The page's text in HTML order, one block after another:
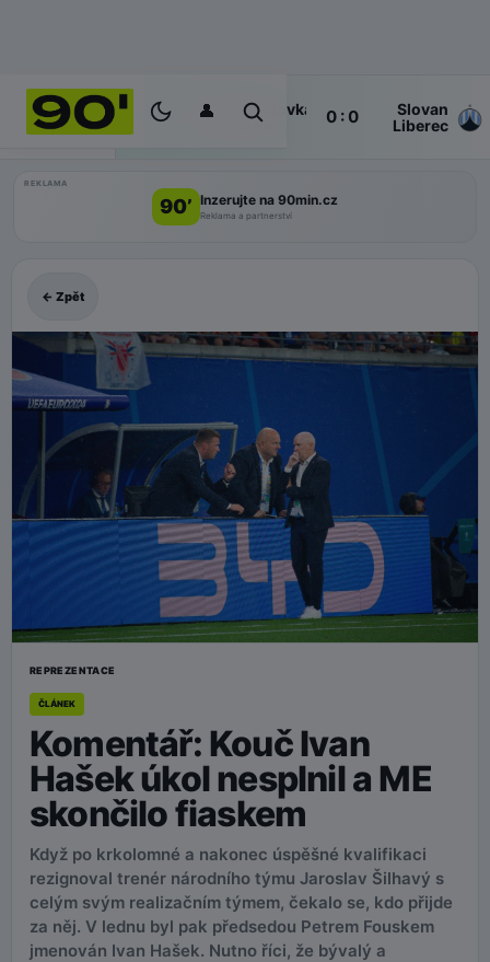
👤
ŽIVĚ Poločas
Zbrojovka
Brno
0 : 0
Slovan
Liberec
REKLAMA
90’ Inzerujte na 90min.cz
Reklama a partnerství
← Zpět
REPREZENTACE
ČLÁNEK
Komentář: Kouč Ivan
Hašek úkol nesplnil a ME
skončilo fiaskem
Když po krkolomné a nakonec úspěšné kvalifikaci
rezignoval trenér národního týmu Jaroslav Šilhavý s
celým svým realizačním týmem, čekalo se, kdo přijde
za něj. V lednu byl pak předsedou Petrem Fouskem
jmenován Ivan Hašek. Nutno říci, že bývalý a